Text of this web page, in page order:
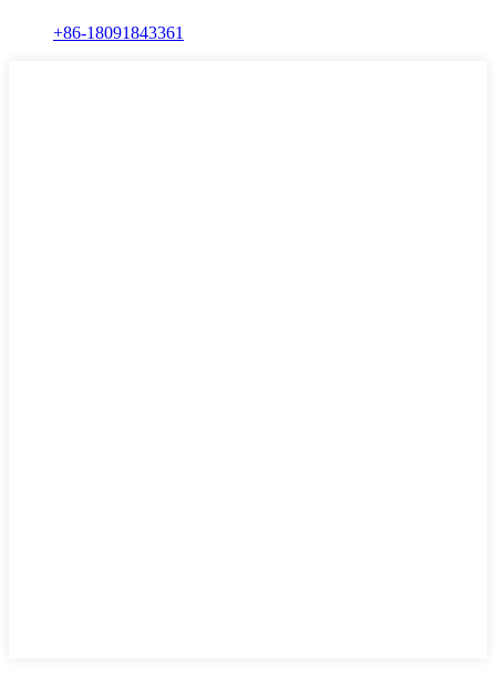
+86-18091843361